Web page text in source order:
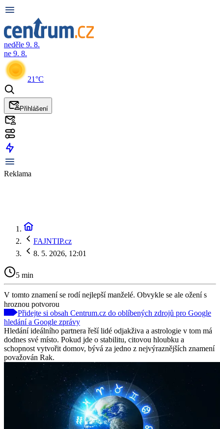
neděle 9. 8.
ne 9. 8.
21°C
Přihlášení
Reklama
FAJNTIP.cz
8. 5. 2026, 12:01
5 min
V tomto znamení se rodí nejlepší manželé. Obvykle se ale ožení s
hroznou potvorou
Přidejte si obsah Centrum.cz do oblíbených zdrojů pro Google
hledání a Google zprávy
Hledání ideálního partnera řeší lidé odjakživa a astrologie v tom má
dodnes své místo. Pokud jde o stabilitu, citovou hloubku a
schopnost vytvořit domov, bývá za jedno z nejvýraznějších znamení
považován Rak.